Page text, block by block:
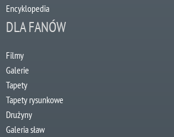
Encyklopedia
DLA FANÓW
Filmy
Galerie
Tapety
Tapety rysunkowe
Drużyny
Galeria sław